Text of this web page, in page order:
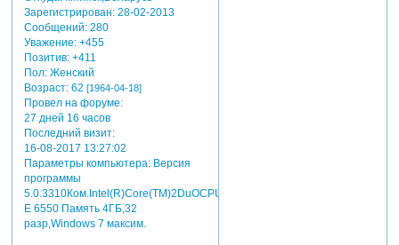
Зарегистрирован: 28-02-2013
Сообщений:280
Уважение: +455
Позитив: +411
Пол:Женский
Возраст:62 [1964-04-18]
Провел на форуме:
27 дней 16 часов
Последний визит:
16-08-2017 13:27:02
Параметры компьютера:Версия
программы
5.0.3310Ком.Intel(R)Core(TM)2DuOCPU
E 6550 Память 4ГБ,32
разр,Windows 7 максим.